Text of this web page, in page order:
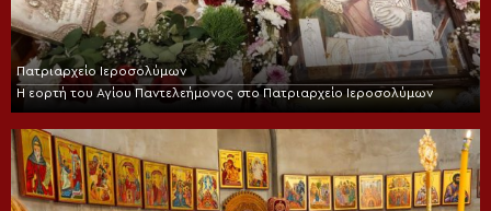
Πατριαρχείο Ιεροσολύμων
Η εορτή του Αγίου Παντελεήμονος στο Πατριαρχείο Ιεροσολύμων